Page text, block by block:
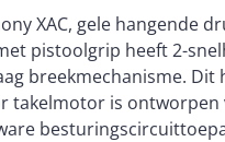
XAC, gele hangende
pistoolgrip heeft 2-
breekmechanisme. Dit
takelmotor is ontworpen